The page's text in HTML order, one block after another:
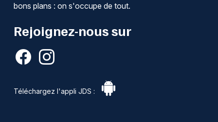
bons plans : on s'occupe de tout.
Rejoignez-nous sur
Téléchargez l'appli JDS :